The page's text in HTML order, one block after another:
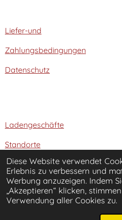
Diese Website verwendet
Erlebnis zu verbessern und
Werbung anzuzeigen. Indem
„Akzeptieren“ klicken,
Verwendung aller Cookies zu.
Liefer-und
Zahlungsbedingungen
Datenschutz
Ladengeschäfte
Standorte
Über Nähzentrum Runge